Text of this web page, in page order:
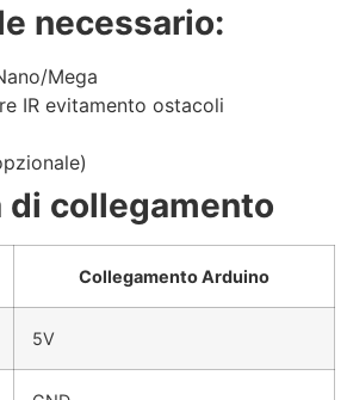
necessario:
Mega
IR evitamento ostacoli
di collegamento
Collegamento Arduino
5V